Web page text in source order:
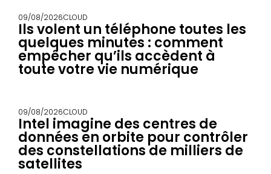
09/08/2026CLOUD
Ils volent un téléphone toutes les
quelques minutes : comment
empêcher qu’ils accèdent à
toute votre vie numérique
09/08/2026CLOUD
Intel imagine des centres de
données en orbite pour contrôler
des constellations de milliers de
satellites